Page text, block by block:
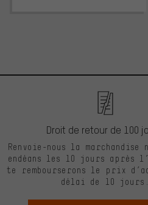
Droit de retour de 100
Renvoie-nous la
endéans les 10 jours après
te rembourserons le prix
délai de 10 jours.